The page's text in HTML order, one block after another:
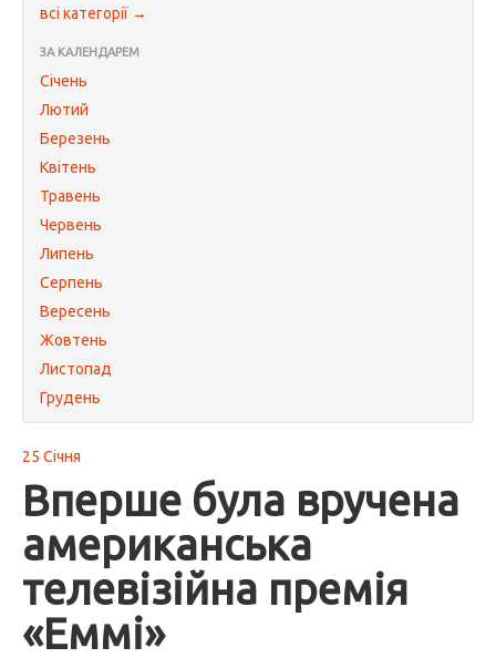
всі категорії →
ЗА КАЛЕНДАРЕМ
Січень
Лютий
Березень
Квітень
Травень
Червень
Липень
Серпень
Вересень
Жовтень
Листопад
Грудень
25 Січня
Вперше була вручена
американська
телевізійна премія
«Еммі»